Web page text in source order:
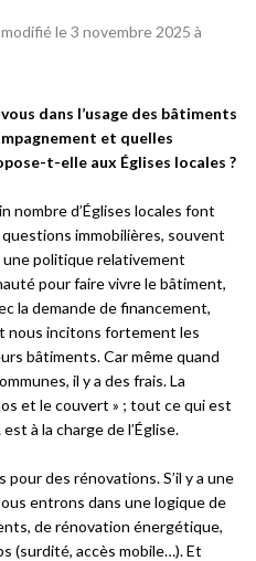
le 3 novembre 2025 à
dans l’usage des bâtiments
et quelles
t-elle aux Églises locales ?
nombre d’Églises locales font
immobilières, souvent
une politique relativement
pour faire vivre le bâtiment,
la demande de financement,
nous incitons fortement les
bâtiments. Car même quand
il y a des frais. La
et le couvert » ; tout ce qui est
à la charge de l’Église.
des rénovations. S’il y a une
entrons dans une logique de
de rénovation énergétique,
(surdité, accès mobile…). Et